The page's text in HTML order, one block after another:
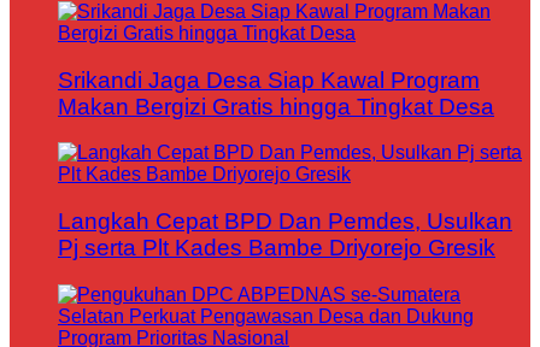
Srikandi Jaga Desa Siap Kawal Program
Makan Bergizi Gratis hingga Tingkat Desa
Langkah Cepat BPD Dan Pemdes, Usulkan
Pj serta Plt Kades Bambe Driyorejo Gresik